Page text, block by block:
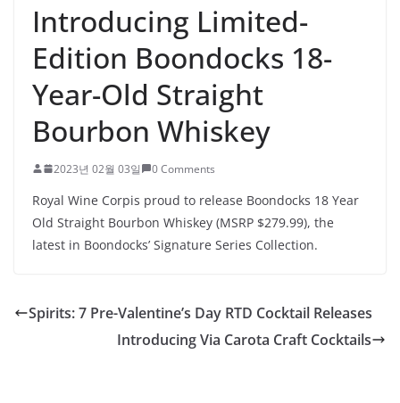
Introducing Limited-
Edition Boondocks 18-
Year-Old Straight
Bourbon Whiskey
2023년 02월 03일 0 Comments
Royal Wine Corpis proud to release Boondocks 18 Year
Old Straight Bourbon Whiskey (MSRP $279.99), the
latest in Boondocks’ Signature Series Collection.
Spirits: 7 Pre-Valentine’s Day RTD Cocktail Releases
Introducing Via Carota Craft Cocktails